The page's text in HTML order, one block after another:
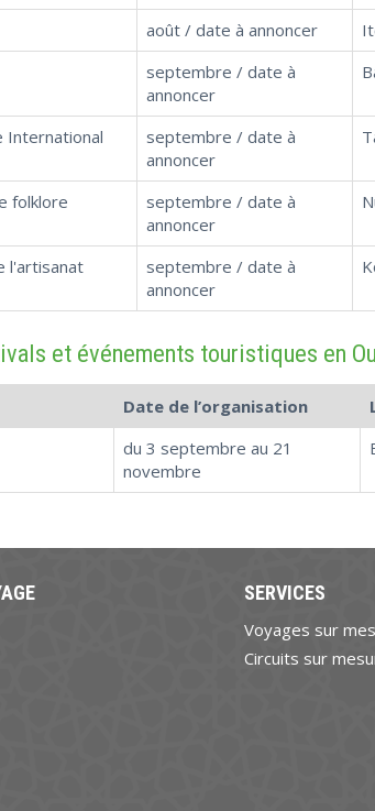
août / date à annoncer
septembre / date à
annoncer
International
septembre / date à
annoncer
folklore
septembre / date à
annoncer
l'artisanat
septembre / date à
annoncer
et événements touristiques en
Date de l’organisation
du 3 septembre au 21
novembre
SERVICES
Voyages sur
Circuits sur